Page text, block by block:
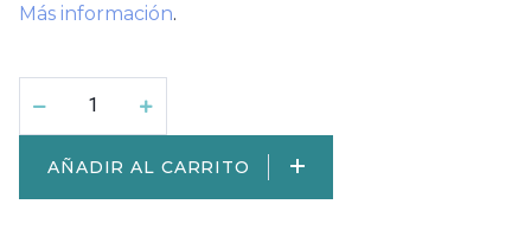
Más información.
AÑADIR AL CARRITO